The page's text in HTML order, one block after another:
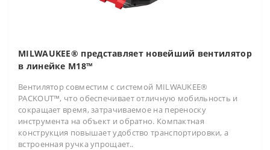
MILWAUKEE® представляет новейший вентилятор
в линейке M18™
Вентилятор совместим с системой MILWAUKEE®
PACKOUT™, что обеспечивает отличную мобильность и
сокращает время, затрачиваемое на переноску
инструмента на объект и обратно. Компактная
конструкция повышает удобство транспортировки, а
встроенная ручка упрощает..